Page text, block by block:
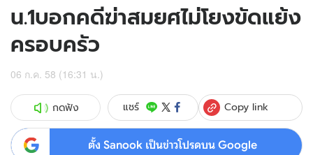
น.1บอกคดีฆ่าสมยศไม่โยงขัดแย้ง
ครอบครัว
06 ก.ค. 58 (16:31 น.)
กดฟัง แชร์ Copy link
ตั้ง Sanook เป็นข่าวโปรดบน Google